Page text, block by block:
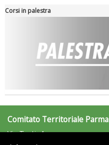
Corsi in palestra
Comitato Territoriale Parma
Via Testi, 4